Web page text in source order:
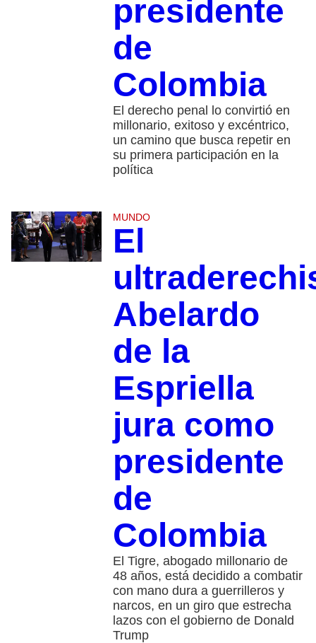
presidente
de
Colombia
El derecho penal lo convirtió en
millonario, exitoso y excéntrico,
un camino que busca repetir en
su primera participación en la
política
MUNDO
El
Abelardo
de la
Espriella
jura como
presidente
de
Colombia
El Tigre, abogado millonario de
48 años, está decidido a combatir
con mano dura a guerrilleros y
narcos, en un giro que estrecha
lazos con el gobierno de Donald
Trump